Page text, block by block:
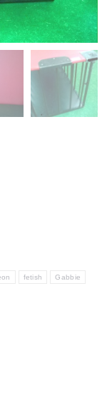
fetish Gabbie